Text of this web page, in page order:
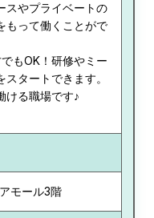
スやプライベートの
もって働くことがで
もOK！研修やミー
タートできます。
ける職場です♪
モール3階